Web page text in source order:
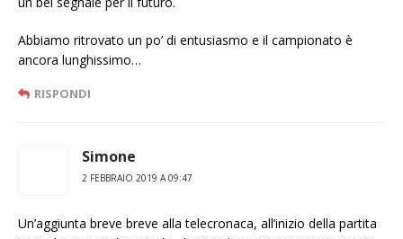
Abbiamo ritrovato un po’ di entusiasmo e il campionato è
ancora lunghissimo…
RISPONDI
Simone
2 FEBBRAIO 2019 A 09:47
Un’aggiunta breve breve alla telecronaca, all’inizio della partita